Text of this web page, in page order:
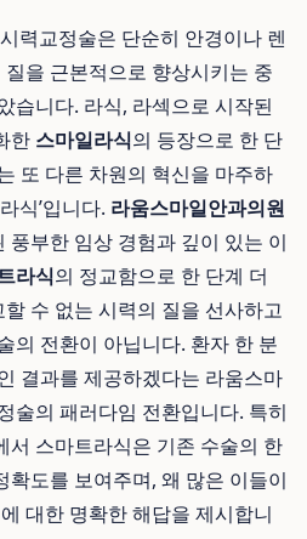
력교정술은 단순히 안경이나 렌
을 근본적으로 향상시키는 중
습니다. 라식, 라섹으로 시작된
한 스마일라식의 등장으로 한 단
또 다른 차원의 혁신을 마주하
식’입니다. 라움스마일안과의원
풍부한 임상 경험과 깊이 있는 이
라식의 정교함으로 한 단계 더
수 없는 시력의 질을 선사하고
의 전환이 아닙니다. 환자 한 분
결과를 제공하겠다는 라움스마
술의 패러다임 전환입니다. 특히
서 스마트라식은 기존 수술의 한
확도를 보여주며, 왜 많은 이들이
대한 명확한 해답을 제시합니